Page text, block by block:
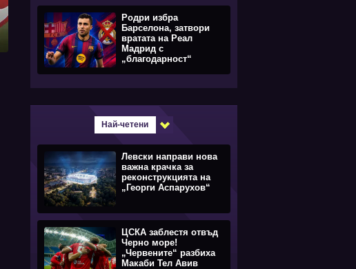
Родри избра
Барселона, затвори
вратата на Реал
Мадрид с
„благодарност“
Най-четени
Левски направи нова
важна крачка за
реконструкцията на
„Георги Аспарухов“
ЦСКА заблестя отвъд
Черно море!
„Червените“ разбиха
Макаби Тел Авив